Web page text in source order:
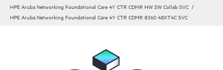
HPE Aruba Networking Foundational Care 4Y CTR CDMR HW SW Collab SVC
HPE Aruba Networking Foundational Care 4Y CTR CDMR 8360 48XT4C SVC